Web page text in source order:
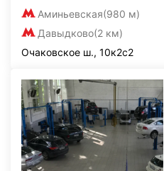
Аминьевская(980 м)
Давыдково(2 км)
Очаковское ш., 10к2с2